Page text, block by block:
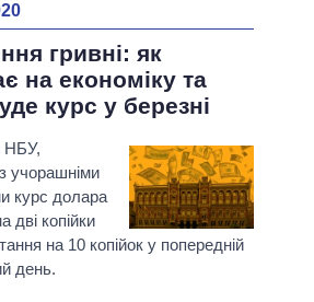
гривні: як
на економіку та
курс у березні
НБУ,
учорашніми
курс долара
дві копійки
на 10 копійок у попередній
день.